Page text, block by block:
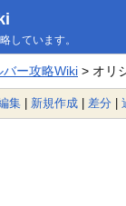
しています。
ー攻略Wiki> オリ
集 | 新規作成 | 差分 |